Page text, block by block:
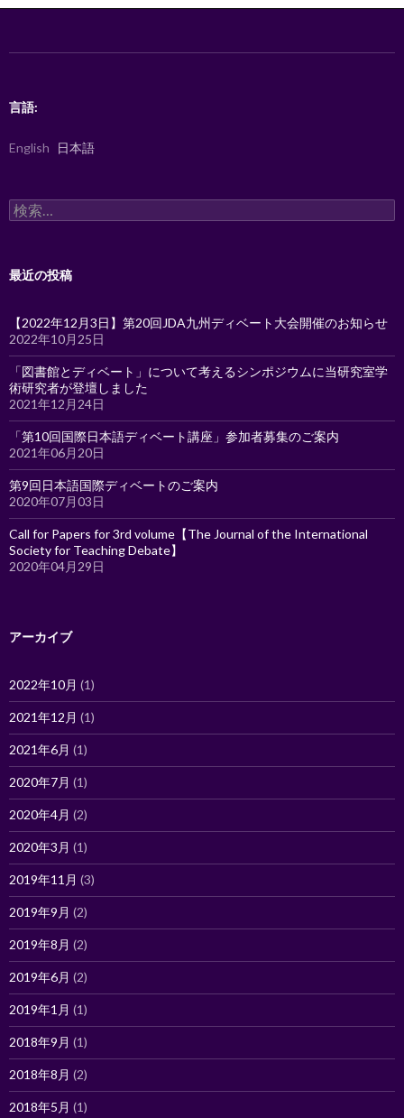
ン
言語:
English 日本語
検
索:
最近の投稿
【2022年12月3日】第20回JDA九州ディベート大会開催のお知らせ
2022年10月25日
「図書館とディベート」について考えるシンポジウムに当研究室学
術研究者が登壇しました
2021年12月24日
「第10回国際日本語ディベート講座」参加者募集のご案内
2021年06月20日
第9回日本語国際ディベートのご案内
2020年07月03日
Call for Papers for 3rd volume【The Journal of the International
Society for Teaching Debate】
2020年04月29日
アーカイブ
2022年10月 (1)
2021年12月 (1)
2021年6月 (1)
2020年7月 (1)
2020年4月 (2)
2020年3月 (1)
2019年11月 (3)
2019年9月 (2)
2019年8月 (2)
2019年6月 (2)
2019年1月 (1)
2018年9月 (1)
2018年8月 (2)
2018年5月 (1)